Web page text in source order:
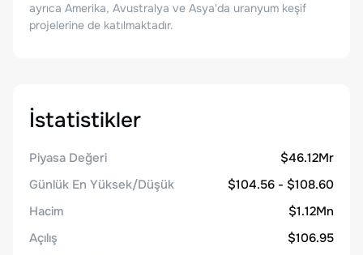
ayrıca Amerika, Avustralya ve Asya'da uranyum keşif
projelerine de katılmaktadır.
İstatistikler
Piyasa Değeri
$46.12Mr
Günlük En Yüksek/Düşük
$104.56 - $108.60
Hacim
$1.12Mn
Açılış
$106.95